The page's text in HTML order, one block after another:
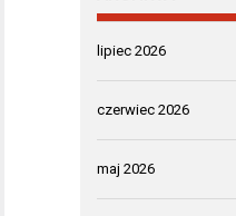
lipiec 2026
czerwiec 2026
maj 2026